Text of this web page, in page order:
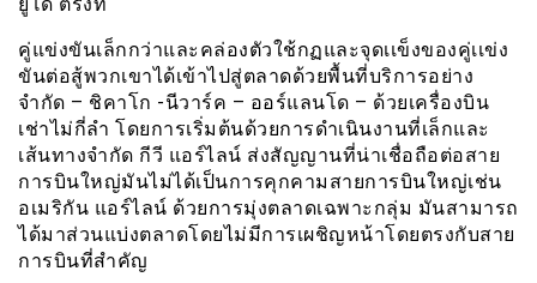
คู่แข่งขันเล็กกว่าและคล่องตัวใช้กฏและจุดเเข็งของคู่เเข่ง
ขันต่อสู้พวกเขาได้เข้าไปสู่ตลาดด้วยพื้นที่บริการอย่าง
จำกัด – ชิคาโก -นีวาร์ค – ออร์แลนโด – ด้วยเครื่องบิน
เช่าไม่กี่ลำ โดยการเริ่มต้นด้วยการดำเนินงานที่เล็กและ
เส้นทางจำกัด กีวี แอร์ไลน์ ส่งสัญญานที่น่าเชื่อถือต่อสาย
การบินใหญ่มันไม่ได้เป็นการคุกคามสายการบินใหญ่เช่น
อเมริกัน แอร์ไลน์ ด้วยการมุ่งตลาดเฉพาะกลุ่ม มันสามารถ
ได้มาส่วนแบ่งตลาดโดยไม่มีการเผชิญหน้าโดยตรงกับสาย
การบินที่สำคัญ